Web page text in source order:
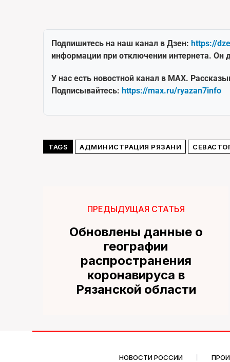
Подпишитесь на наш канал в Дзен: https://
информации при отключении интернета. Он
У нас есть новостной канал в MAX.
Подписывайтесь: https://max.ru/ryazan7info
TAGS АДМИНИСТРАЦИЯ РЯЗАНИ
ПРЕДЫДУЩАЯ СТАТЬЯ
Обновлены данные о
географии
распространения
коронавируса в
Рязанской области
НОВОСТИ РОССИИ